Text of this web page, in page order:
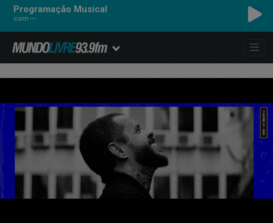
Programação Musical
com ---